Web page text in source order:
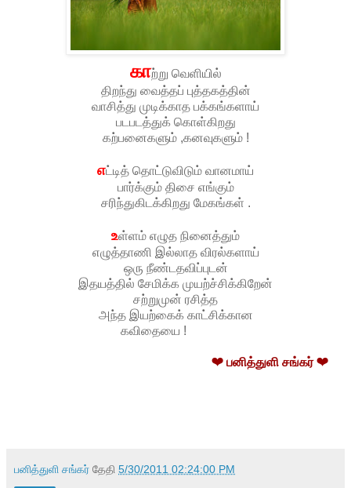
காற்று வெளியில்
திறந்து வைத்தப் புத்தகத்தின்
வாசித்து முடிக்காத பக்கங்களாய்
படபடத்துக் கொள்கிறது
கற்பனைகளும் ,கனவுகளும் !
எட்டித் தொட்டுவிடும் வானமாய்
பார்க்கும் திசை எங்கும்
சரிந்துகிடக்கிறது மேகங்கள் .
உள்ளம் எழுத நினைத்தும்
எழுத்தாணி இல்லாத விரல்களாய்
ஒரு நீண்டதவிப்புடன்
இதயத்தில் சேமிக்க முயற்ச்சிக்கிறேன்
சற்றுமுன் ரசித்த
அந்த இயற்கைக் காட்சிக்கான
கவிதையை !
❤ பனித்துளி சங்கர் ❤
பனித்துளி சங்கர் தேதி 5/30/2011 02:24:00 PM